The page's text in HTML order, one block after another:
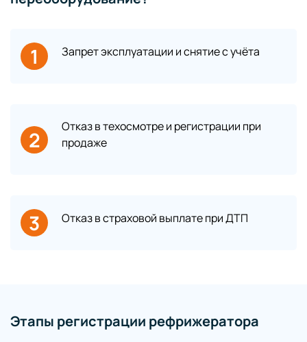
1 Запрет эксплуатации и снятие с учёта
2
Отказ в техосмотре и регистрации при
продаже
3 Отказ в страховой выплате при ДТП
Этапы регистрации рефрижератора